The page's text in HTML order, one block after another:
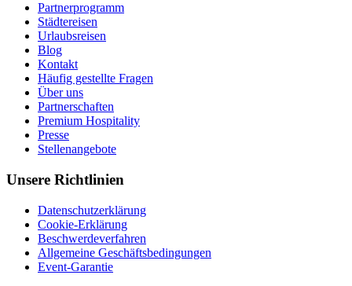
Partnerprogramm
Städtereisen
Urlaubsreisen
Blog
Kontakt
Häufig gestellte Fragen
Über uns
Partnerschaften
Premium Hospitality
Presse
Stellenangebote
Unsere Richtlinien
Datenschutzerklärung
Cookie-Erklärung
Beschwerdeverfahren
Allgemeine Geschäftsbedingungen
Event-Garantie